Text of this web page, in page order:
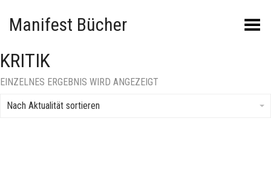
Manifest Bücher Menü umschalten
KRITIK
EINZELNES ERGEBNIS WIRD ANGEZEIGT
Nach Aktualität sortieren